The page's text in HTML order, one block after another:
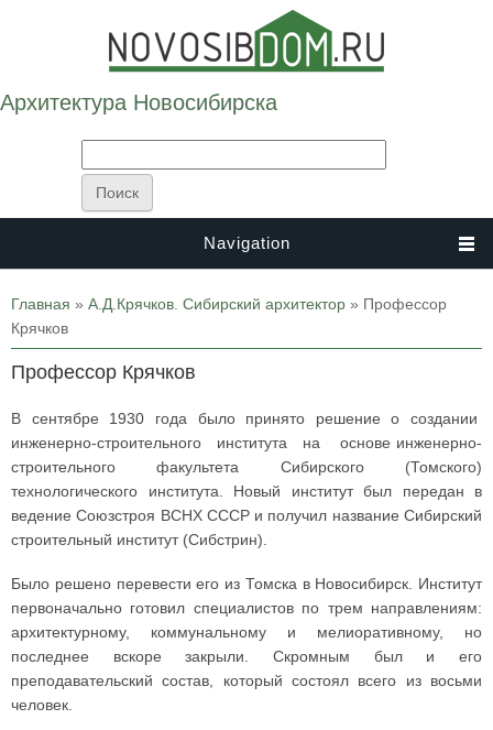
Архитектура Новосибирска
Navigation
Вы здесь
Главная » А.Д.Крячков. Сибирский архитектор » Профессор
Крячков
Профессор Крячков
В сентябре 1930 года было принято решение о создании
инженерно-строительного института на основе инженерно-
строительного факультета Сибирского (Томского)
технологического института. Новый институт был передан в
ведение Союзстроя ВСНХ СССР и получил название Сибирский
строительный институт (Сибстрин).
Было решено перевести его из Томска в Новосибирск. Институт
первоначально готовил специалистов по трем направлениям:
архитектурному, коммунальному и мелиоративному, но
последнее вскоре закрыли. Скромным был и его
преподавательский состав, который состоял всего из восьми
человек.